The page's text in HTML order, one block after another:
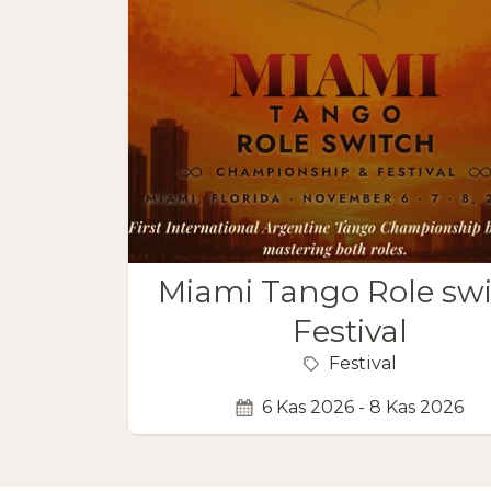
Miami Tango Role
Festival
Festival
6 Kas 2026 - 8 Kas 2026